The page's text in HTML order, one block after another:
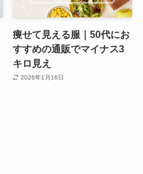
痩せて見える服｜50代にお
すすめの通販でマイナス3
キロ見え
2026年1月16日